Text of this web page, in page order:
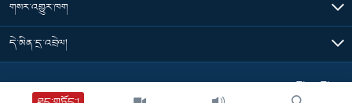
གསར་འགྱུར་ཁག
དེ་མིན་དྲ་འབྲེལ།
Tibet Time